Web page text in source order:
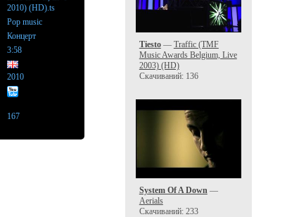
Tiesto— Traffic (TMF
Music Awards Belgium, Live
2003) (HD)
Скачиваний: 136
System Of A Down—
Aerials
Скачиваний: 233
2010) (HD).ts
Pop music
Концерт
3:58
2010
167